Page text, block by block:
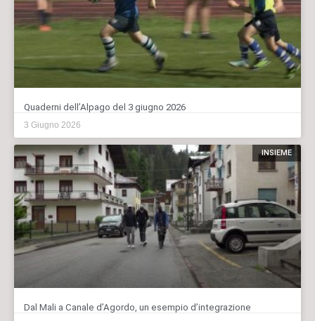
Quaderni dell’Alpago del 3 giugno 2026
3 Giugno 2026
INSIEME
Dal Mali a Canale d’Agordo, un esempio d’integrazione